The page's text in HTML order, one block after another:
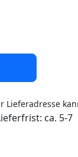
Lieferadresse
ca. 5-7